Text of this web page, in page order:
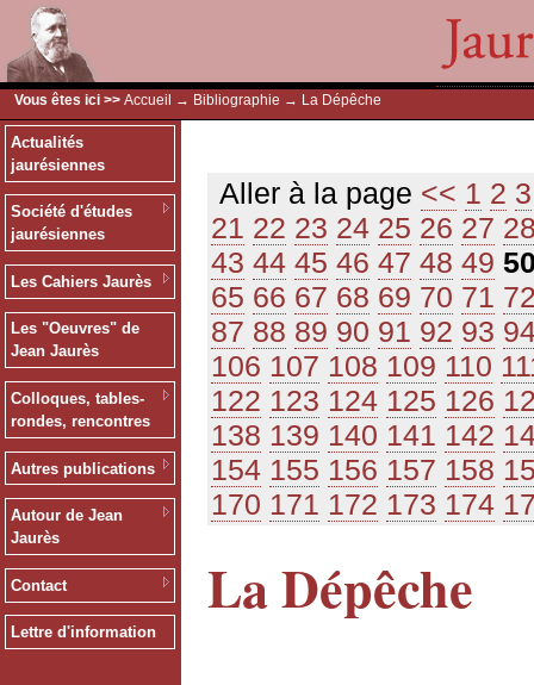
Vous êtes ici >> Accueil → Bibliographie → La Dépêche
Actualités
jaurésiennes
Société d'études
jaurésiennes
Les Cahiers Jaurès
Les "Oeuvres" de
Jean Jaurès
Colloques, tables-
rondes, rencontres
Autres publications
Autour de Jean
Jaurès
Contact
Lettre d'information
Aller à la page << 1 2 3
21 22 23 24 25 26 27
43 44 45 46 47 48 49
65 66 67 68 69 70 71
87 88 89 90 91 92 93
106 107 108 109 110
122 123 124 125 126
138 139 140 141 142
154 155 156 157 158
170 171 172 173 174
La Dépêche